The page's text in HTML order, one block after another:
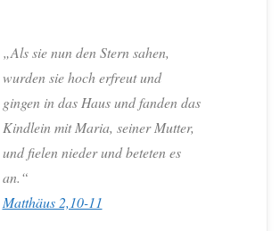
„Als sie nun den Stern sahen,
wurden sie hoch erfreut und
gingen in das Haus und fanden das
Kindlein mit Maria, seiner Mutter,
und fielen nieder und beteten es
an.“
Matthäus 2,10-11